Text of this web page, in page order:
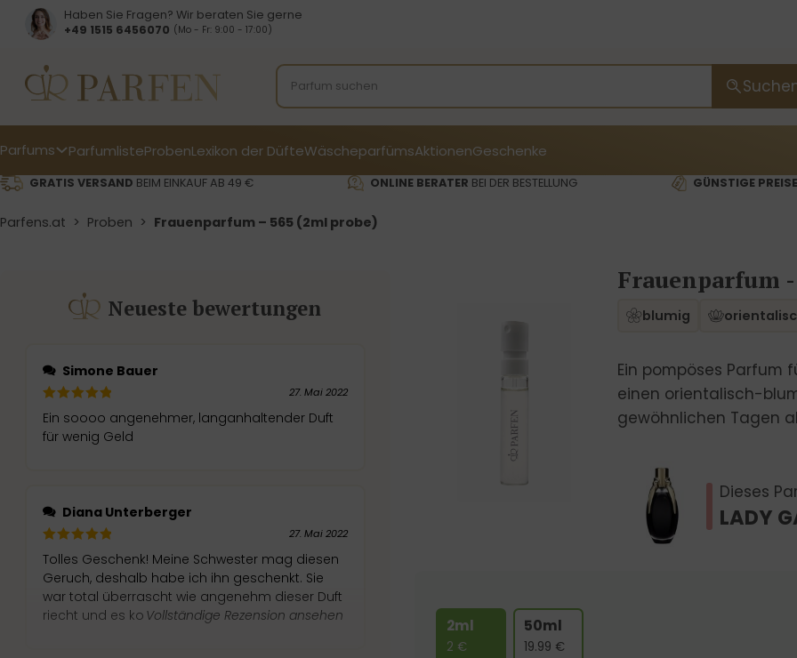
Haben Sie Fragen? Wir beraten Sie gerne
+49 1515 6456070 (Mo - Fr: 9:00 - 17:00)
Parfums ParfumlisteProbenLexikon der DüfteWäscheparfümsAktionenGeschenke
GRATIS VERSAND BEIM EINKAUF AB 49 € ONLINE BERATER BEI DER BESTELLUNG GÜNSTIGE PREISE
Parfens.at > Proben > Frauenparfum – 565 (2ml probe)
Neueste bewertungen
Simone Bauer
27. Mai 2022
Ein soooo angenehmer, langanhaltender Duft
für wenig Geld
Diana Unterberger
27. Mai 2022
Tolles Geschenk! Meine Schwester mag diesen
Geruch, deshalb habe ich ihn geschenkt. Sie
war total überrascht wie angenehm dieser Duft
riecht und es ko Vollständige Rezension ansehen
Frauenparfum
blumig
Ein pompöses Parfum
einen orientalisch-
gewöhnlichen Tagen
Dieses
LADY
2ml
2 €
50ml
19.99 €